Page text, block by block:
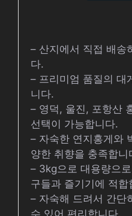
– 산지에서 직접 배송
다.
– 프리미엄 품질의 대
니다.
– 영덕, 울진, 포항산
선택이 가능합니다.
– 자숙한 연지홍게와
양한 취향을 충족합니
– 3kg으로 대용량으
구들과 즐기기에 적합
– 자숙해 드려서 간단
수 있어 편리합니다.